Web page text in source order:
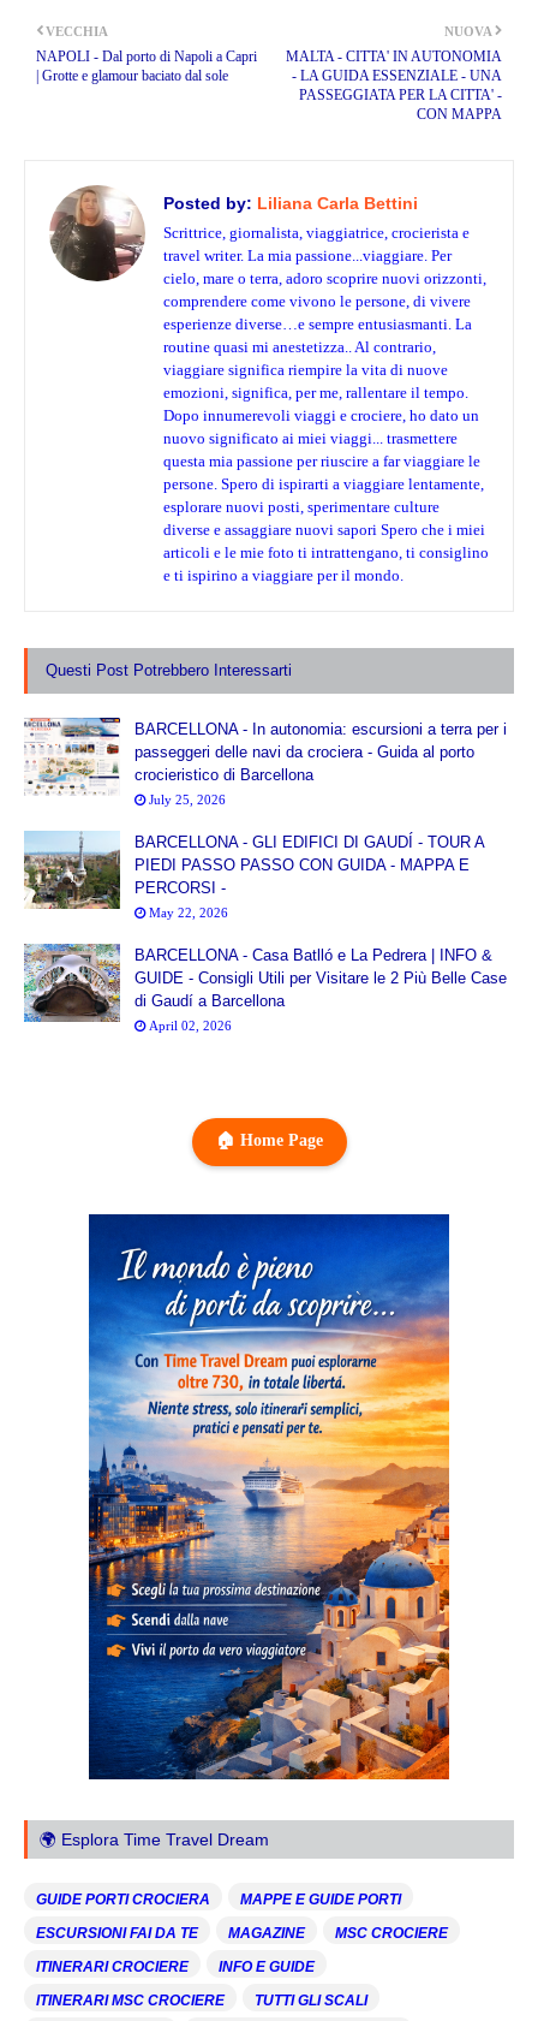
NUOVA
MALTA - CITTA' IN AUTONOMIA
- LA GUIDA ESSENZIALE - UNA
PASSEGGIATA PER LA CITTA' -
CON MAPPA
VECCHIA
NAPOLI - Dal porto di Napoli a Capri
| Grotte e glamour baciato dal sole
Posted by: Liliana Carla Bettini
Scrittrice, giornalista, viaggiatrice, crocierista e
travel writer. La mia passione...viaggiare. Per
cielo, mare o terra, adoro scoprire nuovi orizzonti,
comprendere come vivono le persone, di vivere
esperienze diverse…e sempre entusiasmanti. La
routine quasi mi anestetizza.. Al contrario,
viaggiare significa riempire la vita di nuove
emozioni, significa, per me, rallentare il tempo.
Dopo innumerevoli viaggi e crociere, ho dato un
nuovo significato ai miei viaggi... trasmettere
questa mia passione per riuscire a far viaggiare le
persone. Spero di ispirarti a viaggiare lentamente,
esplorare nuovi posti, sperimentare culture
diverse e assaggiare nuovi sapori Spero che i miei
articoli e le mie foto ti intrattengano, ti consiglino
e ti ispirino a viaggiare per il mondo.
Questi Post Potrebbero Interessarti
BARCELLONA - In autonomia: escursioni a terra per i
passeggeri delle navi da crociera - Guida al porto
crocieristico di Barcellona
July 25, 2026
BARCELLONA - GLI EDIFICI DI GAUDÍ - TOUR A
PIEDI PASSO PASSO CON GUIDA - MAPPA E
PERCORSI -
May 22, 2026
BARCELLONA - Casa Batlló e La Pedrera | INFO &
GUIDE - Consigli Utili per Visitare le 2 Più Belle Case
di Gaudí a Barcellona
April 02, 2026
🏠 Home Page
🌍 Esplora Time Travel Dream
GUIDE PORTI CROCIERA
MAPPE E GUIDE PORTI
ESCURSIONI FAI DA TE
MAGAZINE
MSC CROCIERE
ITINERARI CROCIERE
INFO E GUIDE
ITINERARI MSC CROCIERE
TUTTI GLI SCALI